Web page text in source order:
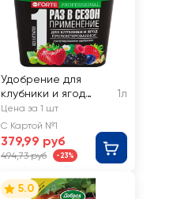
Удобрение для
клубники и ягод
BONA FORTE с
кремнием
1л
Цена за 1 шт
С Картой №1
379,99 руб
494,73 руб -23%
5.0